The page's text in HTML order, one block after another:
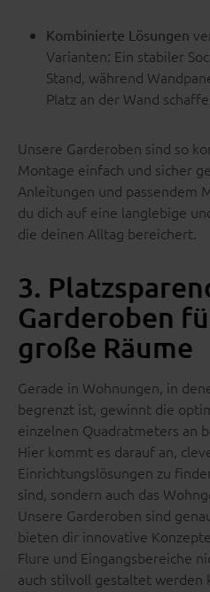
Kombinierte Lösungen
Varianten: Ein stabiler
Stand, während
Platz an der Wand
Unsere Garderoben sind so
Montage einfach und sicher
Anleitungen und passendem
du dich auf eine langlebige
die deinen Alltag bereichert.
3.
Garderoben
große Räume
Gerade in Wohnungen, in
begrenzt ist, gewinnt die
einzelnen Quadratmeters an
Hier kommt es darauf an,
Einrichtungslösungen zu
sind, sondern auch das
Unsere Garderoben sind
bieten dir innovative
Flure und Eingangsbereiche
auch stilvoll gestaltet werden